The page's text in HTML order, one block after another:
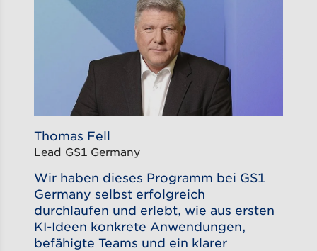
Wir haben dieses Programm bei GS1
Germany selbst erfolgreich
durchlaufen und erlebt, wie aus ersten
KI-Ideen konkrete Anwendungen,
befähigte Teams und ein klarer
Thomas Fell
Lead GS1 Germany